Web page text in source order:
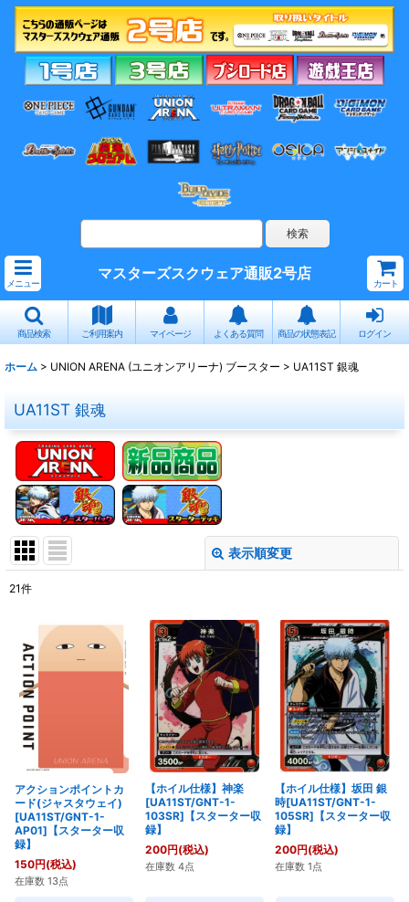
メニュー
マスターズスクウェア通販2号店
カート
商品検索 ご利用案内 マイページ よくある質問 商品の状態表記 ログイン
ホーム > UNION ARENA (ユニオンアリーナ) ブースター > UA11ST 銀魂
UA11ST 銀魂
表示順変更
在庫あり
並び順
絞り込む
21件
アクションポイントカ
ード(ジャスタウェイ)
[UA11ST/GNT-1-
AP01]【スターター収
録】
150円(税込)
在庫数 13点
【ホイル仕様】神楽
[UA11ST/GNT-1-
103SR]【スターター収
録】
200円(税込)
在庫数 4点
【ホイル仕様】坂田 銀
時[UA11ST/GNT-1-
105SR]【スターター収
録】
200円(税込)
在庫数 1点